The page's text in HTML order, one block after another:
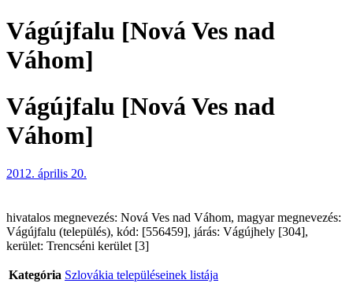
Vágújfalu [Nová Ves nad
Váhom]
Vágújfalu [Nová Ves nad
Váhom]
2012. április 20.
hivatalos megnevezés: Nová Ves nad Váhom, magyar megnevezés:
Vágújfalu (település), kód: [556459], járás: Vágújhely [304],
kerület: Trencséni kerület [3]
Kategória Szlovákia településeinek listája